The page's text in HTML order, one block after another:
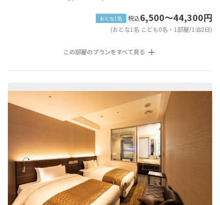
おとな1名 税込6,500～44,300円
(おとな1名 こども0名・1部屋/1泊2日)
この部屋のプランをすべて見る